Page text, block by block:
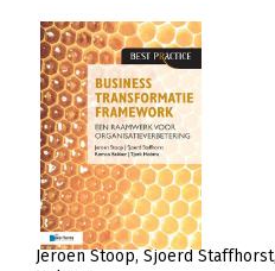
Jeroen Stoop Sjoerd Staffhorst